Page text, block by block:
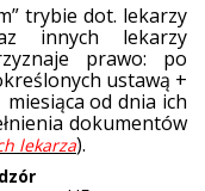
trybie dot. lekarzy
innych lekarzy
prawo: po
ustawą +
od dnia ich
dokumentów
lekarza).